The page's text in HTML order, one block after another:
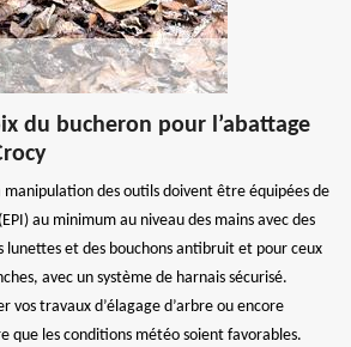
du bucheron pour l’abattage
manipulation des outils doivent être équipées de
au minimum au niveau des mains avec des
lunettes et des bouchons antibruit et pour ceux
avec un système de harnais sécurisé.
vos travaux d’élagage d’arbre ou encore
que les conditions météo soient favorables.